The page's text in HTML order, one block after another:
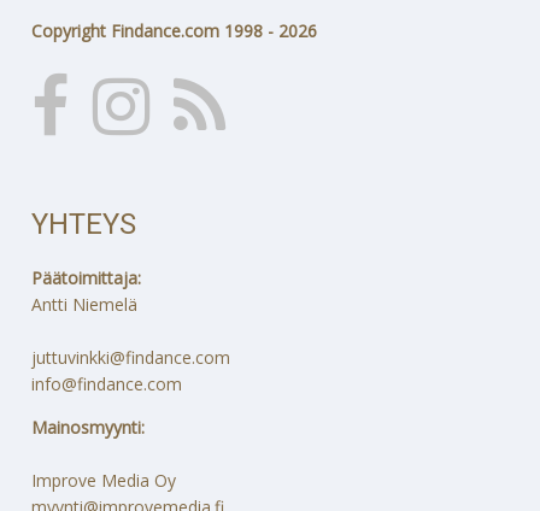
Copyright Findance.com 1998 - 2026
YHTEYS
Päätoimittaja:
Antti Niemelä
juttuvinkki@findance.com
info@findance.com
Mainosmyynti:
Improve Media Oy